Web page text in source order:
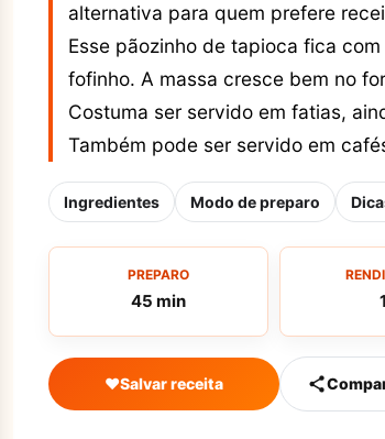
alternativa para quem prefere
Esse pãozinho de tapioca fica
fofinho. A massa cresce bem no
Costuma ser servido em fatias,
Também pode ser servido em
Ingredientes Modo de preparo
PREPARO
45 min
♥Salvar receita